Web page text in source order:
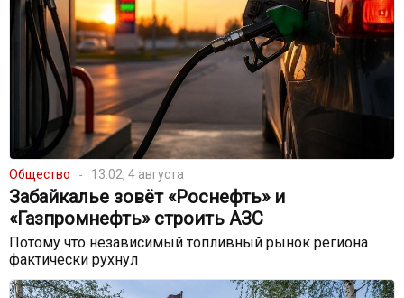
Общество 13:02, 4 августа
Забайкалье зовёт «Роснефть» и
«Газпромнефть» строить АЗС
Потому что независимый топливный рынок региона
фактически рухнул